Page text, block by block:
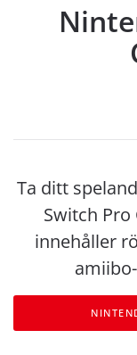
Ta ditt
Switch
innehåller